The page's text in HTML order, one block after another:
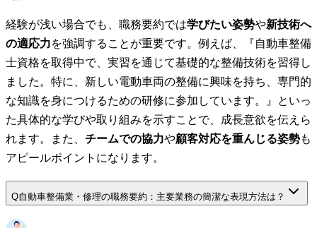
経験が浅い場合でも、職務要約では学びたい姿勢や新技術へ
の適応力を強調することが重要です。例えば、『自動車整備
士資格を取得中で、実習を通じて基礎的な整備技術を習得し
ました。特に、新しい電動車両の整備に興味を持ち、専門的
な知識を身につけるための研修に参加しています。』といっ
た具体的な学びや取り組みを示すことで、成長意欲を伝えら
れます。また、 チームでの協力や顧客対応を重んじる姿勢も
アピールポイントになります。
Q自動車整備業・修理の職務要約：主要業務の簡潔な表現方法は？